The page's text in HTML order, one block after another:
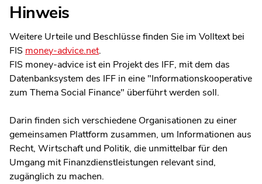
Hinweis
Weitere Urteile und Beschlüsse finden Sie im Volltext bei
FIS money-advice.net.
FIS money-advice ist ein Projekt des IFF, mit dem das
Datenbanksystem des IFF in eine "Informationskooperative
zum Thema Social Finance" überführt werden soll.
Darin finden sich verschiedene Organisationen zu einer
gemeinsamen Plattform zusammen, um Informationen aus
Recht, Wirtschaft und Politik, die unmittelbar für den
Umgang mit Finanzdienstleistungen relevant sind,
zugänglich zu machen.